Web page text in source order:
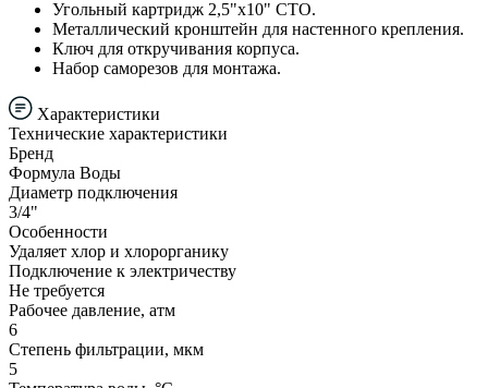
Угольный картридж 2,5"x10" CTO.
Металлический кронштейн для настенного крепления.
Ключ для откручивания корпуса.
Набор саморезов для монтажа.
Характеристики
Технические характеристики
Бренд
Формула Воды
Диаметр подключения
3/4"
Особенности
Удаляет хлор и хлорорганику
Подключение к электричеству
Не требуется
Рабочее давление, атм
6
Степень фильтрации, мкм
5